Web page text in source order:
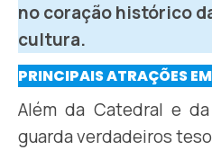
no coração histórico
cultura.
PRINCIPAIS ATRAÇÕES
Além da Catedral e
guarda verdadeiros